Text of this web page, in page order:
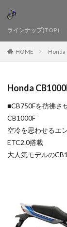
ラインナップ(TOP)
HOME Honda
Honda
■CB750Fを彷彿さ
CB1000F
空冷を思わせるエ
ETC2.0搭載
大人気モデルの